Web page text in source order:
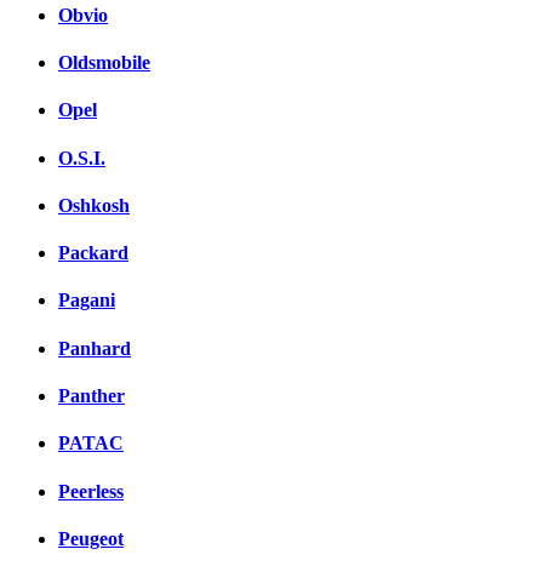
Obvio
Oldsmobile
Opel
O.S.I.
Oshkosh
Packard
Pagani
Panhard
Panther
PATAC
Peerless
Peugeot